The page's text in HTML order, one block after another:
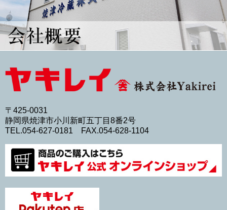
〒425-0031
静岡県焼津市小川新町五丁目8番2号
TEL.054-627-0181 FAX.054-628-1104